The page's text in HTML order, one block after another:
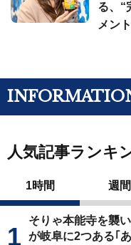
る、“
メント
人気記事ランキ
1時間 週間
そりゃ本能寺を襲
が岐阜に2つある｢